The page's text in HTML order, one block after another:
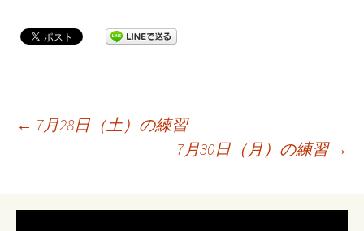
投
← 7月28日（土）の練習
7月30日（月）の練習 →